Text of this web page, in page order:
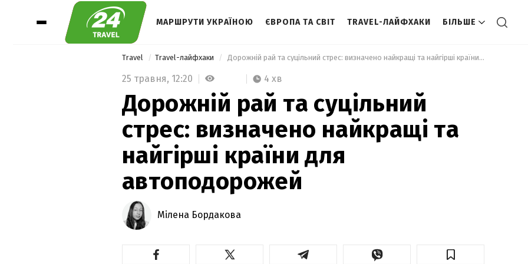
МАРШРУТИ УКРАЇНОЮ ЄВРОПА ТА СВІТ TRAVEL-ЛАЙФХАКИ БІЛЬШЕ
Travel Travel-лайфхаки Дорожній рай та суцільний стрес: визначено найкращі та найгірші країни для автоподорожей
25 травня, 12:20 4 хв
Дорожній рай та суцільний
стрес: визначено найкращі та
найгірші країни для
автоподорожей
Мілена Бордакова